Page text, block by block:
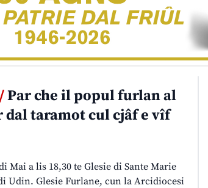
Par che il popul furlan al
taramot cul cjâf e vîf
Mai a lis 18,30 te Glesie di Sante Marie
Udin. Glesie Furlane, cun la Arcidiocesi